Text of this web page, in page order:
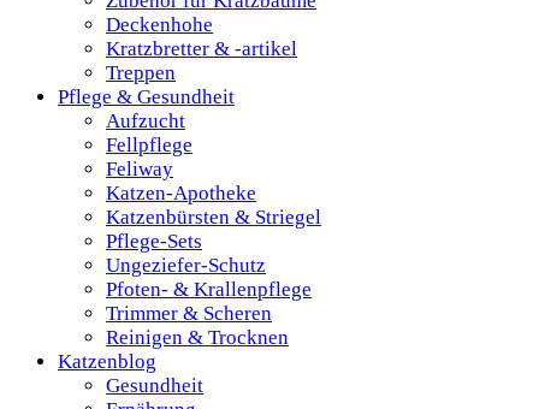
Deckenhohe
Kratzbretter & -artikel
Treppen
Pflege & Gesundheit
Aufzucht
Fellpflege
Feliway
Katzen-Apotheke
Katzenbürsten & Striegel
Pflege-Sets
Ungeziefer-Schutz
Pfoten- & Krallenpflege
Trimmer & Scheren
Reinigen & Trocknen
Katzenblog
Gesundheit